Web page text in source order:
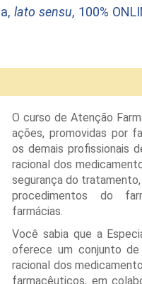
lato sensu, 100%
O curso de Atenção
ações, promovidas por
os demais profissionais
racional dos
segurança do
procedimentos do
farmácias.
Você sabia que a
oferece um conjunto
racional dos
farmacêuticos, em